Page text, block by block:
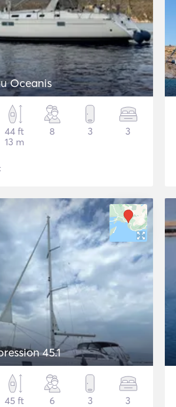
Oceanis
44 ft
13 m
8 3 3
45.1
45 ft
6 3 3